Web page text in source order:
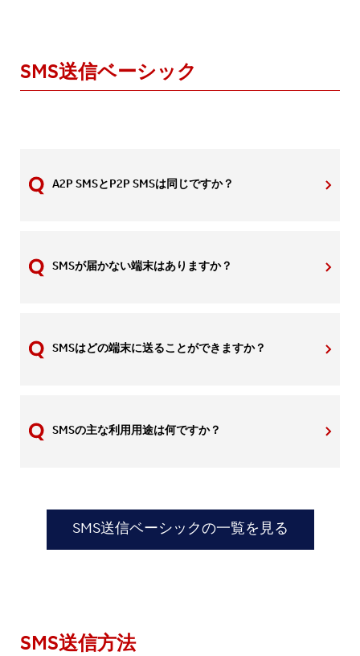
SMS送信ベーシック
A2P SMSとP2P SMSは同じですか？
SMSが届かない端末はありますか？
SMSはどの端末に送ることができますか？
SMSの主な利用用途は何ですか？
SMS送信ベーシックの一覧を見る
SMS送信方法